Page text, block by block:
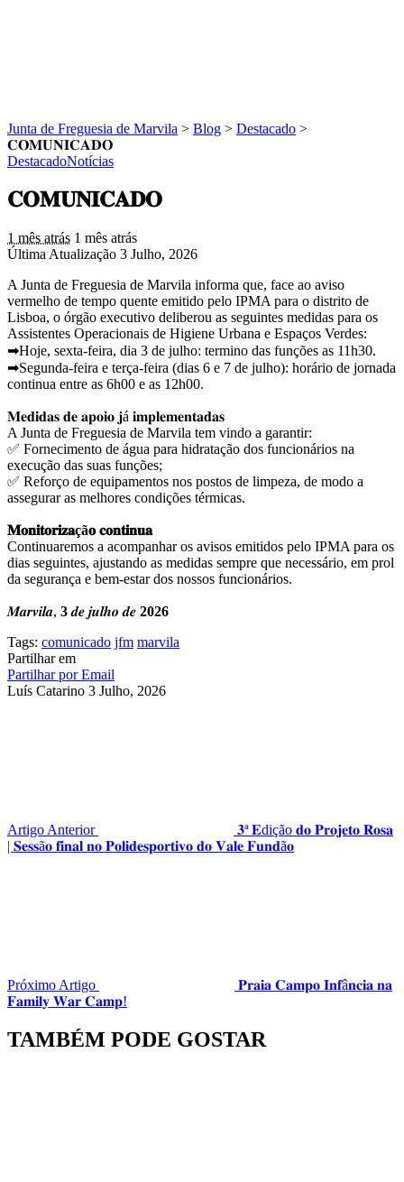
Junta de Freguesia de Marvila > Blog > Destacado >
𝐂𝐎𝐌𝐔𝐍𝐈𝐂𝐀𝐃𝐎
DestacadoNotícias
𝐂𝐎𝐌𝐔𝐍𝐈𝐂𝐀𝐃𝐎
1 mês atrás 1 mês atrás
Última Atualização 3 Julho, 2026
A Junta de Freguesia de Marvila informa que, face ao aviso
vermelho de tempo quente emitido pelo IPMA para o distrito de
Lisboa, o órgão executivo deliberou as seguintes medidas para os
Assistentes Operacionais de Higiene Urbana e Espaços Verdes:
➡Hoje, sexta-feira, dia 3 de julho: termino das funções as 11h30.
➡Segunda-feira e terça-feira (dias 6 e 7 de julho): horário de jornada
continua entre as 6h00 e as 12h00.
𝐌𝐞𝐝𝐢𝐝𝐚𝐬 𝐝𝐞 𝐚𝐩𝐨𝐢𝐨 𝐣á 𝐢𝐦𝐩𝐥𝐞𝐦𝐞𝐧𝐭𝐚𝐝𝐚𝐬
A Junta de Freguesia de Marvila tem vindo a garantir:
✅ Fornecimento de água para hidratação dos funcionários na
execução das suas funções;
✅ Reforço de equipamentos nos postos de limpeza, de modo a
assegurar as melhores condições térmicas.
𝐌𝐨𝐧𝐢𝐭𝐨𝐫𝐢𝐳𝐚çã𝐨 𝐜𝐨𝐧𝐭𝐢𝐧𝐮𝐚
Continuaremos a acompanhar os avisos emitidos pelo IPMA para os
dias seguintes, ajustando as medidas sempre que necessário, em prol
da segurança e bem-estar dos nossos funcionários.
𝑴𝒂𝒓𝒗𝒊𝒍𝒂, 3𝒅𝒆 𝒋𝒖𝒍𝒉𝒐 𝒅𝒆 2026
Tags: comunicado jfm marvila
Partilhar em
Partilhar por Email
Luís Catarino 3 Julho, 2026
Artigo Anterior
𝟑ª 𝐄dição 𝐝𝐨 𝐏𝐫𝐨𝐣𝐞𝐭𝐨 𝐑𝐨𝐬𝐚
| 𝐒𝐞𝐬𝐬ã𝐨 𝐟𝐢𝐧𝐚𝐥 𝐧𝐨 𝐏𝐨𝐥𝐢𝐝𝐞𝐬𝐩𝐨𝐫𝐭𝐢𝐯𝐨 𝐝𝐨 𝐕𝐚𝐥𝐞 𝐅𝐮𝐧𝐝ã𝐨
Próximo Artigo
𝐏𝐫𝐚𝐢𝐚 𝐂𝐚𝐦𝐩𝐨 𝐈𝐧𝐟â𝐧𝐜𝐢𝐚 𝐧𝐚
𝐅𝐚𝐦𝐢𝐥𝐲 𝐖𝐚𝐫 𝐂𝐚𝐦𝐩!
TAMBÉM PODE GOSTAR